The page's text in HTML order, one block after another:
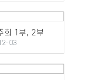
회 1부, 2부
03